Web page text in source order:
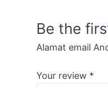
Be the
Alamat email
Your review *